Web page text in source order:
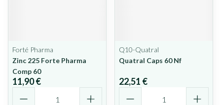
Forté Pharma
Zinc 225 Forte Pharma
Comp 60
11,90 €
Q10-Quatral
Quatral Caps 60 Nf
22,51 €